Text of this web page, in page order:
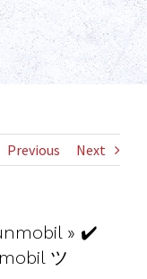
Previous Next
» ✔️
ツ